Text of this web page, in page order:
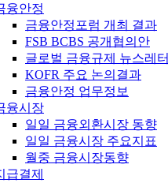
융안정
금융안정포럼 개최 결과
FSB BCBS 공개협의안
글로벌 금융규제 뉴스레터
KOFR 주요 논의결과
금융안정 업무정보
융시장
일일 금융외환시장 동향
일일 금융시장 주요지표
월중 금융시장동향
급결제